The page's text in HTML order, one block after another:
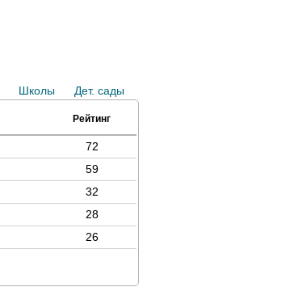
Школы Дет. сады
Рейтинг
72
59
32
28
26